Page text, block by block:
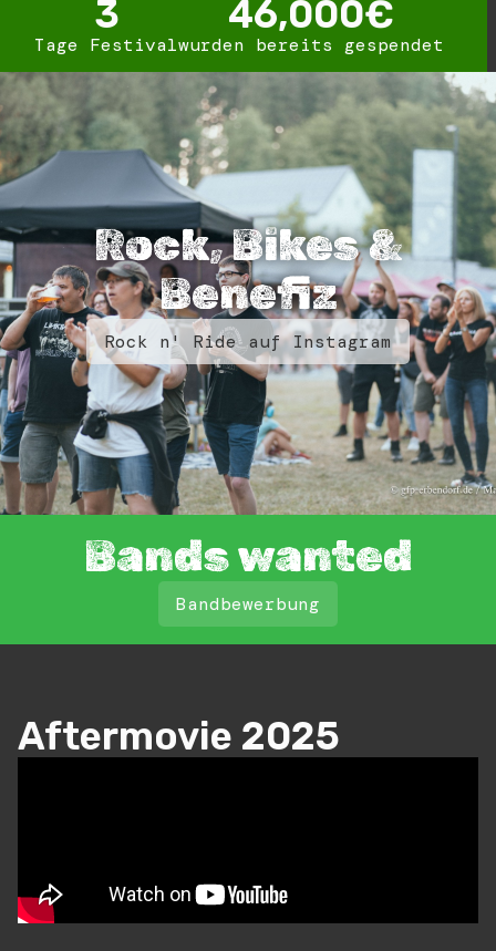
Tage Festival
3
wurden bereits gespendet
46,000€
Rock, Bikes &
Benefiz
Rock n' Ride auf Instagram
Bands wanted
Bandbewerbung
Aftermovie 2025